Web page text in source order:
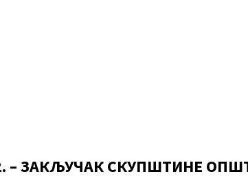
– ЗАКЉУЧАК СКУПШТИНЕ